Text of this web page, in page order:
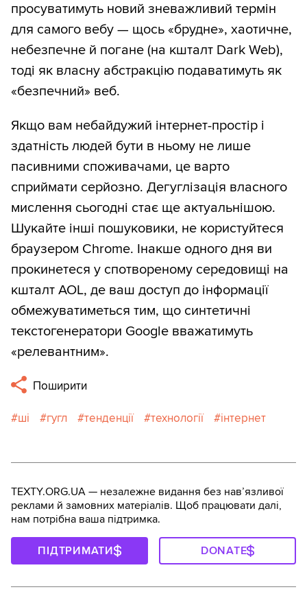
просуватимуть новий зневажливий термін
для самого вебу — щось «брудне», хаотичне,
небезпечне й погане (на кшталт Dark Web),
тоді як власну абстракцію подаватимуть як
«безпечний» веб.
Якщо вам небайдужий інтернет-простір і
здатність людей бути в ньому не лише
пасивними споживачами, це варто
сприймати серйозно. Дегуглізація власного
мислення сьогодні стає ще актуальнішою.
Шукайте інші пошуковики, не користуйтеся
браузером Chrome. Інакше одного дня ви
прокинетеся у спотвореному середовищі на
кшталт AOL, де ваш доступ до інформації
обмежуватиметься тим, що синтетичні
текстогенератори Google вважатимуть
«релевантним».
Поширити
ші гугл тенденції технології інтернет
TEXTY.ORG.UA — незалежне видання без навʼязливої
реклами й замовних матеріалів. Щоб працювати далі,
нам потрібна ваша підтримка.
ПІДТРИМАТИ DONATE